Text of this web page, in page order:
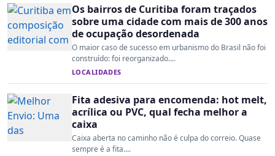
Os bairros de Curitiba foram traçados
sobre uma cidade com mais de 300 anos
de ocupação desordenada
O maior caso de sucesso em urbanismo do Brasil não foi
construído: foi reorganizado....
LOCALIDADES
Fita adesiva para encomenda: hot melt,
acrílica ou PVC, qual fecha melhor a
caixa
Caixa aberta no caminho não é culpa do correio. Quase
sempre é a fita....